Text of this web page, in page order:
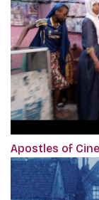
Apostles of